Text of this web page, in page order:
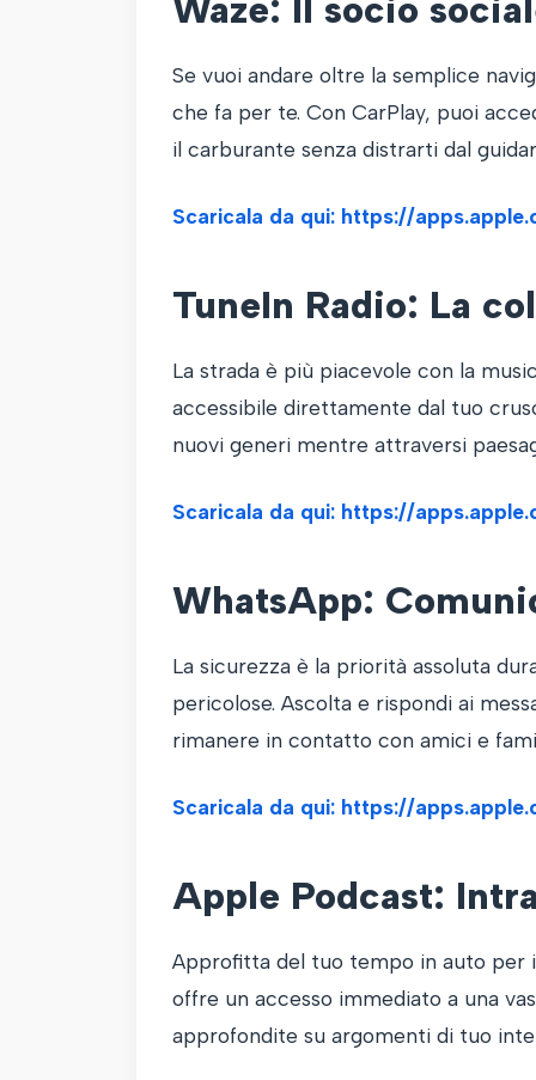
Waze: Il socio
Se vuoi andare oltre la semplice
che fa per te. Con CarPlay, puoi
il carburante senza distrarti dal
Scaricala da qui: https://
TuneIn Radio: La
La strada è più piacevole con la
accessibile direttamente dal tuo
nuovi generi mentre attraversi
Scaricala da qui: https://
WhatsApp:
La sicurezza è la priorità assoluta
pericolose. Ascolta e rispondi ai
rimanere in contatto con amici e
Scaricala da qui: https://
Apple Podcast:
Approfitta del tuo tempo in auto per
offre un accesso immediato a una
approfondite su argomenti di tuo